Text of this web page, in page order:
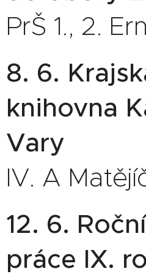
PrŠ 1., 2.
8. 6.
knihovna
Vary
IV. A
12. 6.
práce IX.